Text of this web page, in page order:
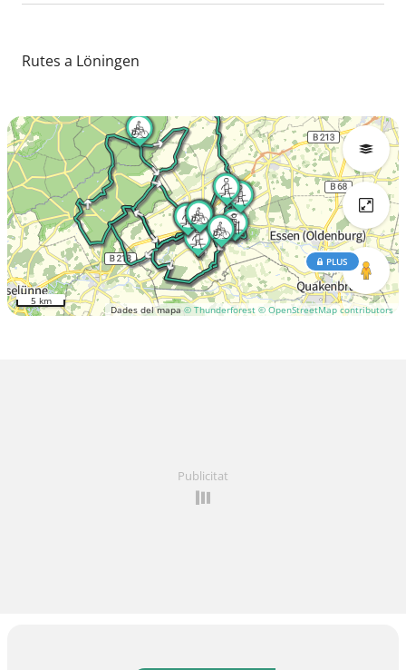
Rutes a Löningen
Dades del mapa © Thunderforest © OpenStreetMap contributors
PLUS
5 km
Publicitat